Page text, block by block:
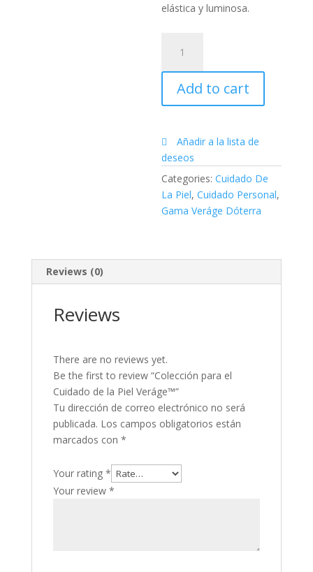
elástica y luminosa.
el
Cuidado
de
Piel
Veráge™
quantity
Add to cart
Añadir a la lista de
deseos
Categories:Cuidado De
La Piel,Cuidado Personal,
Gama Veráge Dóterra
Reviews (0)
Reviews
There are no reviews yet.
Be the first to review “Colección para el
Cuidado de la Piel Veráge™”
Tu dirección de correo electrónico no será
publicada. Los campos obligatorios están
marcados con *
Your rating *
Your review *